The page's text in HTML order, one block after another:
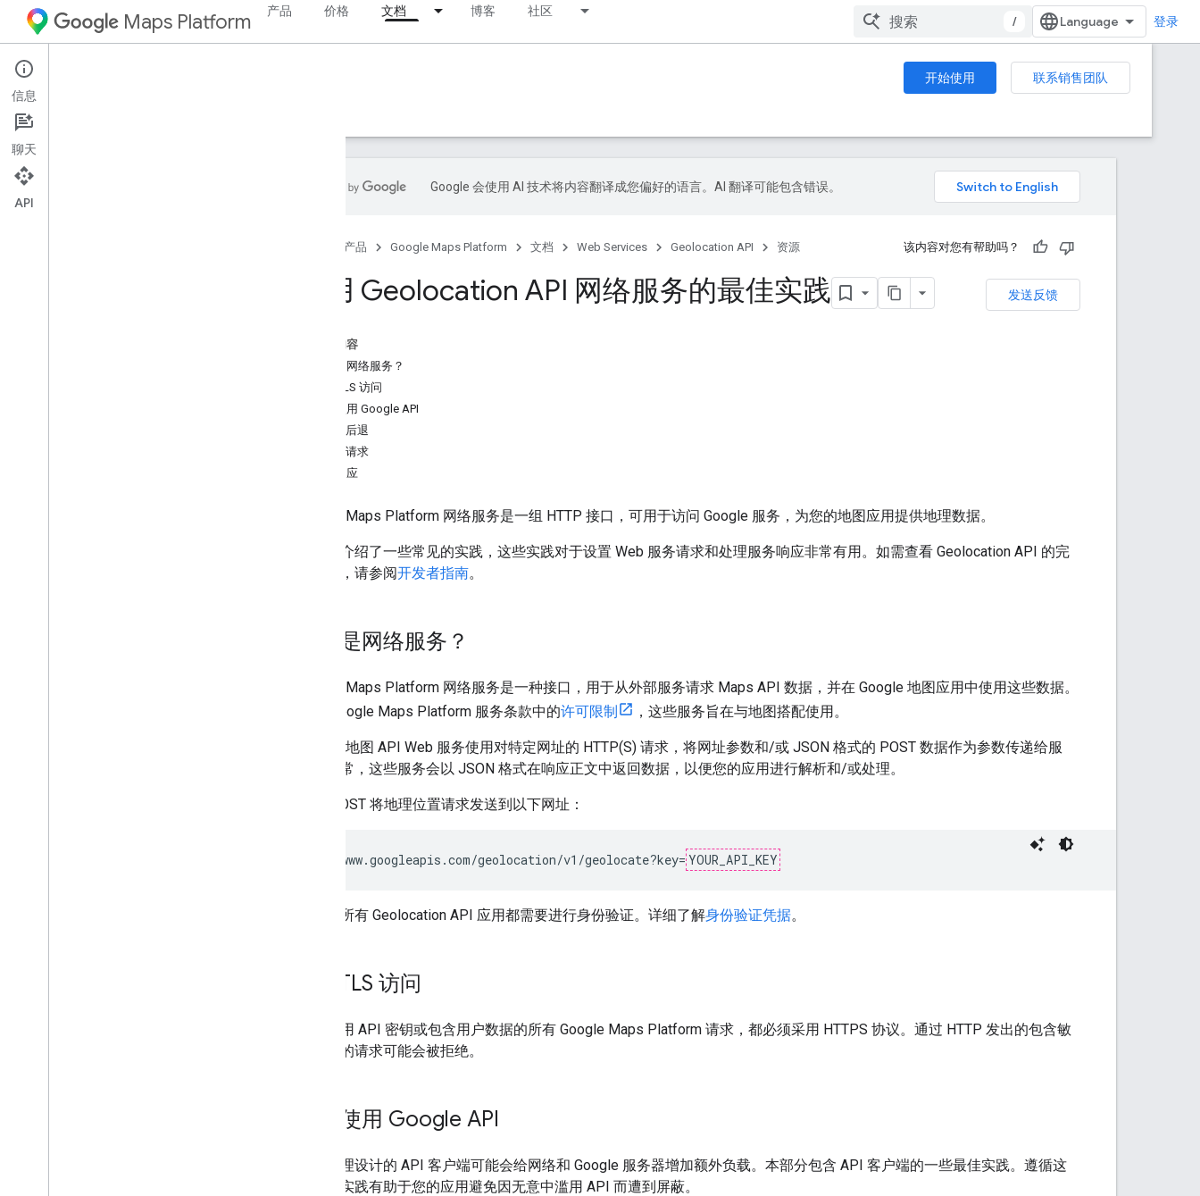
Maps Platform 产品 价格 文档 博客 社区
/ 登录
Web Services 开始使用
联系销售团队
指南
Google 会使用 AI 技术将内容翻译成您偏好的语言。AI 翻译可能包含错误。
产品 Google Maps Platform 文档 Web Services Geolocation API 资源 该内容对您有帮助吗？
发送反馈
使用 Geolocation API 网络服务的最佳实践
本页内容
什么是网络服务？
SSL/TLS 访问
合理使用 Google API
指数后退
同步请求
处理响应
Google Maps Platform 网络服务是一组 HTTP 接口，可用于访问 Google 服务，为您的地图应用提供地理数据。
本指南介绍了一些常见的实践，这些实践对于设置 Web 服务请求和处理服务响应非常有用。如需查看 Geolocation API 的完
整文档，请参阅开发者指南。
什么是网络服务？
Google Maps Platform 网络服务是一种接口，用于从外部服务请求 Maps API 数据，并在 Google 地图应用中使用这些数据。
根据 Google Maps Platform 服务条款中的许可限制 ，这些服务旨在与地图搭配使用。
Google 地图 API Web 服务使用对特定网址的 HTTP(S) 请求，将网址参数和/或 JSON 格式的 POST 数据作为参数传递给服
务。通常，这些服务会以 JSON 格式在响应正文中返回数据，以便您的应用进行解析和/或处理。
使用 POST 将地理位置请求发送到以下网址：
https://www.googleapis.com/geolocation/v1/geolocate?key= YOUR_API_KEY
：所有 Geolocation API 应用都需要进行身份验证。详细了解身份验证凭据。
TLS 访问
对于使用 API 密钥或包含用户数据的所有 Google Maps Platform 请求，都必须采用 HTTPS 协议。通过 HTTP 发出的包含敏
感数据的请求可能会被拒绝。
合理使用 Google API
未经合理设计的 API 客户端可能会给网络和 Google 服务器增加额外负载。本部分包含 API 客户端的一些最佳实践。遵循这
些最佳实践有助于您的应用避免因无意中滥用 API 而遭到屏蔽。
信息
聊天
API